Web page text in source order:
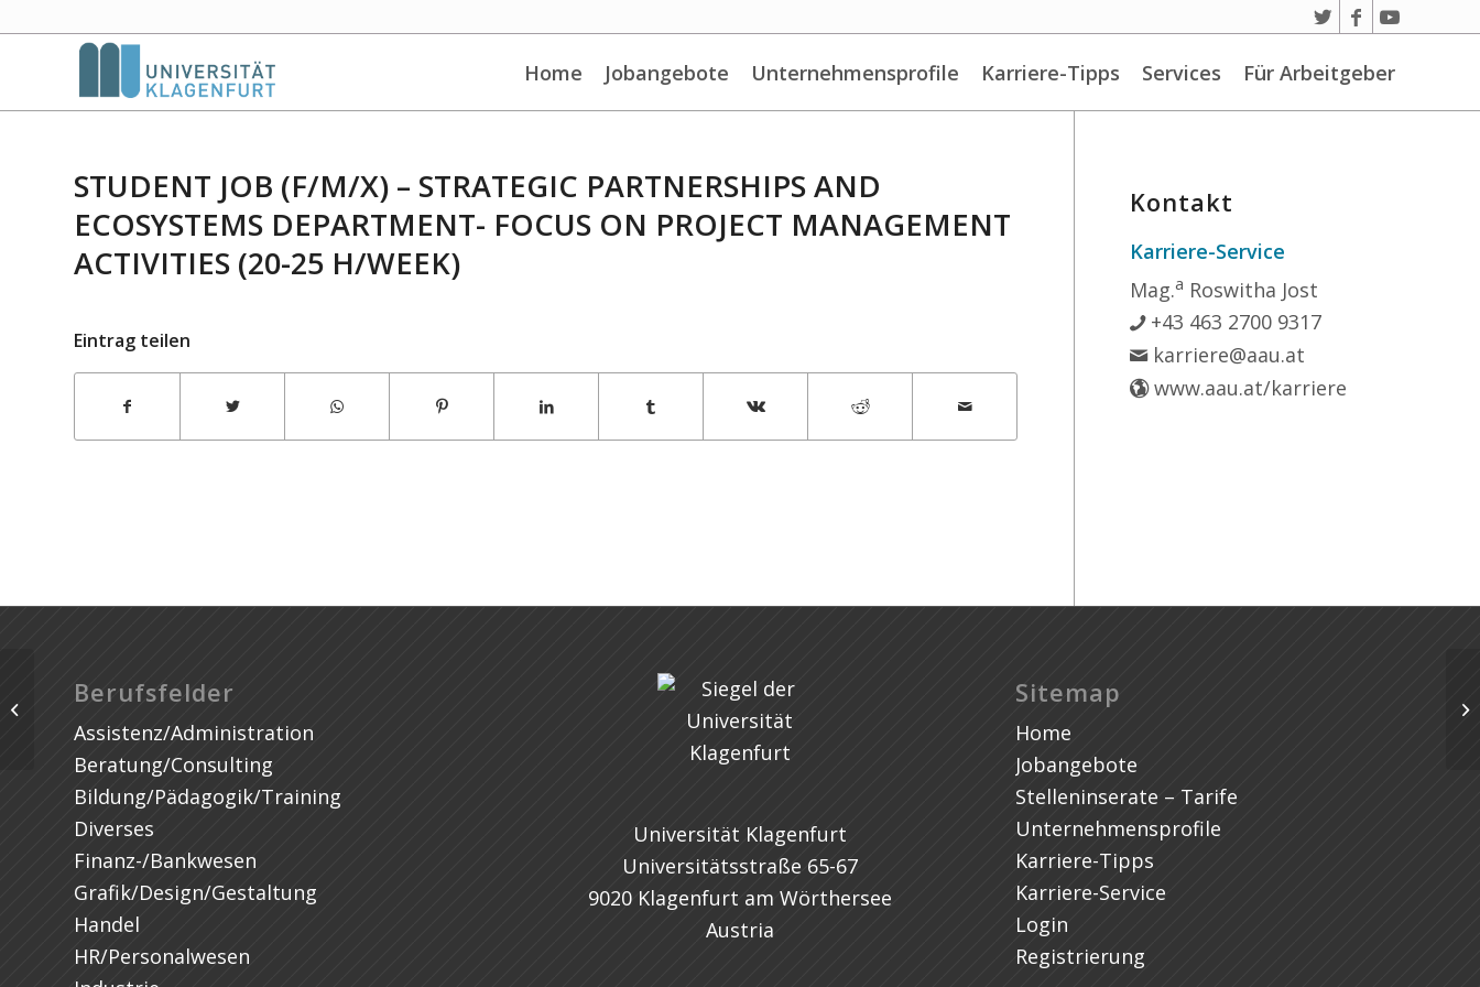
Home Jobangebote Unternehmensprofile Karriere-Tipps Services Für Arbeitgeber
STUDENT JOB (F/M/X) – STRATEGIC PARTNERSHIPS AND
ECOSYSTEMS DEPARTMENT- FOCUS ON PROJECT MANAGEMENT
ACTIVITIES (20-25 H/WEEK)
Eintrag teilen
Kontakt
Karriere-Service
Mag.a Roswitha Jost
+43 463 2700 9317
karriere@aau.at
www.aau.at/karriere
Berufsfelder
Assistenz/Administration
Beratung/Consulting
Bildung/Pädagogik/Training
Diverses
Finanz-/Bankwesen
Grafik/Design/Gestaltung
Handel
HR/Personalwesen
Universität Klagenfurt
Universitätsstraße 65-67
9020 Klagenfurt am Wörthersee
Austria
Sitemap
Home
Jobangebote
Stelleninserate – Tarife
Unternehmensprofile
Karriere-Tipps
Karriere-Service
Login
Registrierung
Student Job (f/m/x) – Strategic
Partnerships and Ecosystems
Department-...